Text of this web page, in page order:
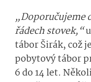
„Doporučujeme
řádech stovek,“
tábor Širák, což
pobytový tábor
6 do 14 let.